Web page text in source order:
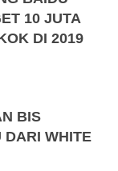
10 JUTA
DI 2019
BIS
DARI WHITE